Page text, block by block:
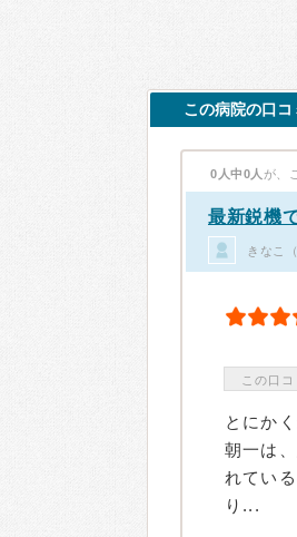
この病院の口コ
0人中0人 が、
最新鋭機
きなこ
この口
とにか
朝一は
れてい
り...